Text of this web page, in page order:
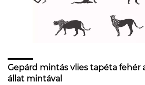
Gepárd mintás vlies tapéta fehér
állat mintával